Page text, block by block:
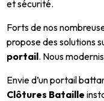
et sécurité.
Forts de nos
propose des solutions
portail. Nous
Envie d’un portail
Clôtures Bataille